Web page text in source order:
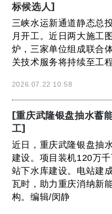
标候选人]
三峡水运新通道静态总
月开工。近日两大施工
炉，三家单位组成联合
关技术服务将持续至工
2026.07.22 10:58
[重庆武隆银盘抽水蓄
工]
近日，重庆武隆银盘抽
建设。项目装机120万
站下水库建设。电站建
瓦时，助力重庆消纳新
构。编辑/闵静